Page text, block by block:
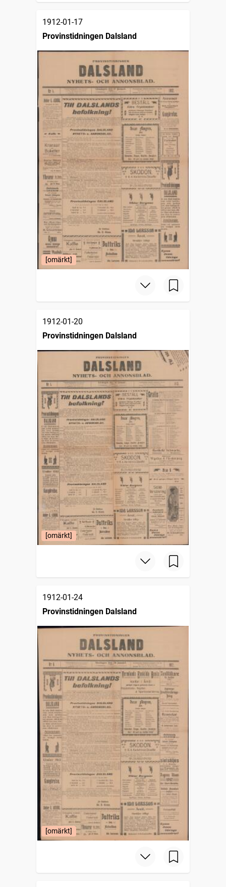
1912-01-17
Provinstidningen Dalsland
[omärkt]
1912-01-20
Provinstidningen Dalsland
[omärkt]
1912-01-24
Provinstidningen Dalsland
[omärkt]